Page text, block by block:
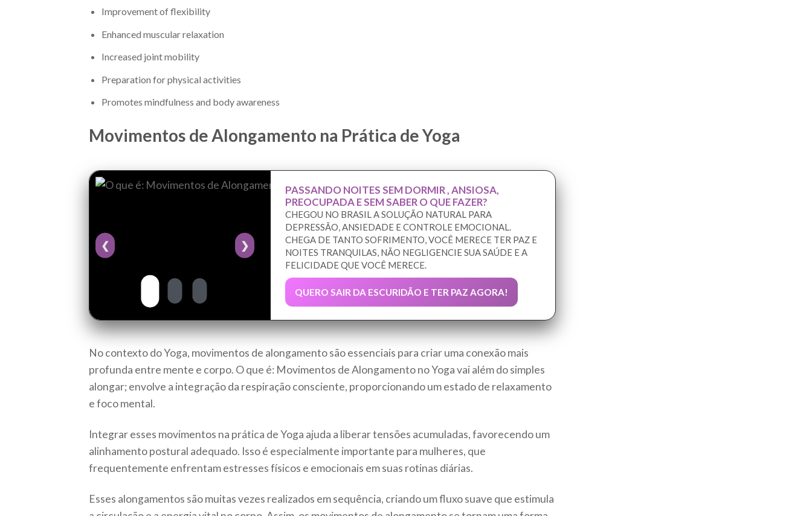
Improvement of flexibility
Enhanced muscular relaxation
Increased joint mobility
Preparation for physical activities
Promotes mindfulness and body awareness
Movimentos de Alongamento na Prática de Yoga
❮ ❯
PASSANDO NOITES SEM DORMIR , ANSIOSA,
PREOCUPADA E SEM SABER O QUE FAZER?
CHEGOU NO BRASIL A SOLUÇÃO NATURAL PARA
DEPRESSÃO, ANSIEDADE E CONTROLE EMOCIONAL.
CHEGA DE TANTO SOFRIMENTO, VOCÊ MERECE TER PAZ E
NOITES TRANQUILAS, NÃO NEGLIGENCIE SUA SAÚDE E A
FELICIDADE QUE VOCÊ MERECE.
QUERO SAIR DA ESCURIDÃO E TER PAZ AGORA!
No contexto do Yoga, movimentos de alongamento são essenciais para criar uma conexão mais
profunda entre mente e corpo. O que é: Movimentos de Alongamento no Yoga vai além do simples
alongar; envolve a integração da respiração consciente, proporcionando um estado de relaxamento
e foco mental.
Integrar esses movimentos na prática de Yoga ajuda a liberar tensões acumuladas, favorecendo um
alinhamento postural adequado. Isso é especialmente importante para mulheres, que
frequentemente enfrentam estresses físicos e emocionais em suas rotinas diárias.
Esses alongamentos são muitas vezes realizados em sequência, criando um fluxo suave que estimula